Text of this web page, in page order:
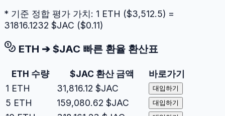
* 기준 정합 평가 가치: 1 ETH ($3,512.5) =
31816.1232 $JAC ($0.11)
ETH ➔ $JAC 빠른 환율 환산표
ETH 수량 $JAC환산 금액
바로가기
1 ETH 31,816.12 $JAC 대입하기
5 ETH 159,080.62 $JAC 대입하기